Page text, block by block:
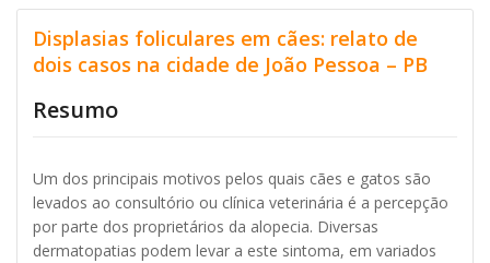
Displasias foliculares em cães: relato de
dois casos na cidade de João Pessoa – PB
Resumo
Um dos principais motivos pelos quais cães e gatos são
levados ao consultório ou clínica veterinária é a percepção
por parte dos proprietários da alopecia. Diversas
dermatopatias podem levar a este sintoma, em variados